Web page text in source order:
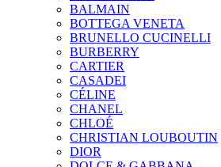
BALMAIN
BOTTEGA VENETA
BRUNELLO CUCINELLI
BURBERRY
CARTIER
CASADEI
CÉLINE
CHANEL
CHLOÉ
CHRISTIAN LOUBOUTIN
DIOR